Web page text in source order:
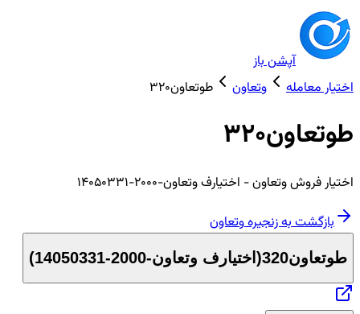
آپشن باز
اختیار معامله
وتعاون طوتعاون320
طوتعاون320
اختیارفروشوتعاون- اختیارف وتعاون-2000-14050331
بازگشت به زنجیرهوتعاون
طوتعاون320 ( اختیارف وتعاون-2000-14050331 )